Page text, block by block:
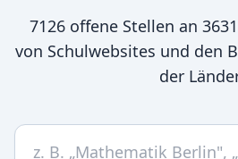
7126offene Stellen an 3631
von Schulwebsites und den
der